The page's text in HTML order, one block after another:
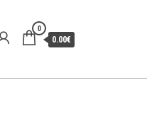
0
0.00€